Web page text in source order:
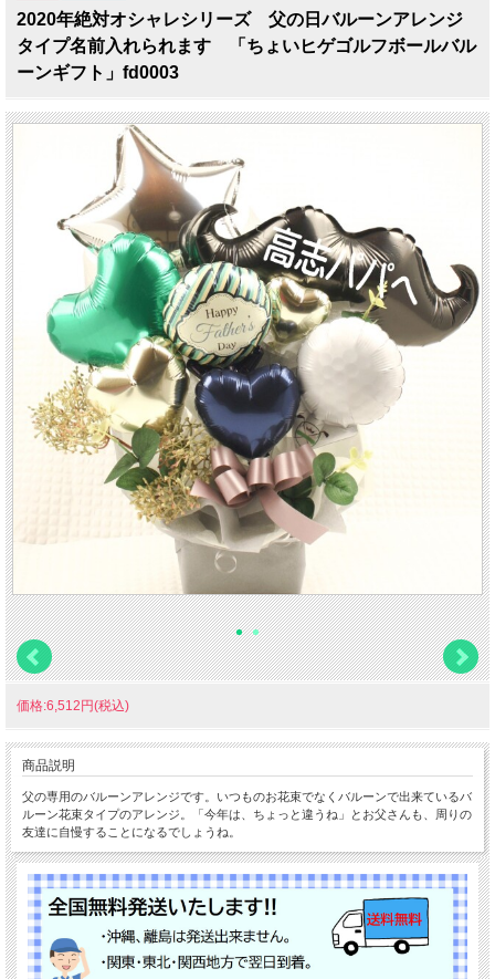
2020年絶対オシャレシリーズ 父の日バルーンアレンジ
タイプ名前入れられます 「ちょいヒゲゴルフボールバル
ーンギフト」fd0003
価格:6,512円(税込)
商品説明
父の専用のバルーンアレンジです。いつものお花束でなくバルーンで出来ているバ
ルーン花束タイプのアレンジ。「今年は、ちょっと違うね」とお父さんも、周りの
友達に自慢することになるでしょうね。